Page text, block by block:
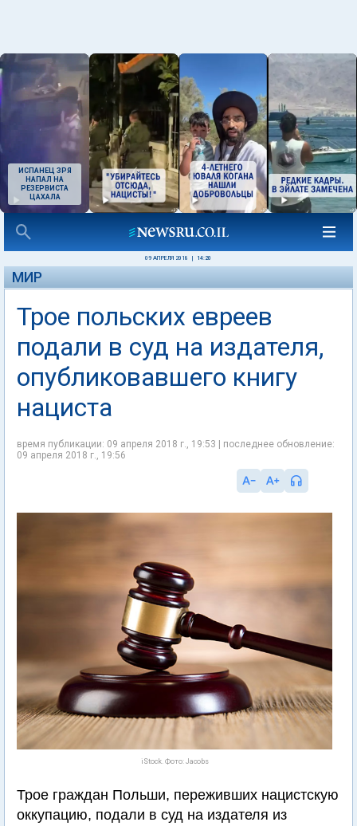
ИСПАНЕЦ ЗРЯ
НАПАЛ НА
РЕЗЕРВИСТА
ЦАХАЛА
09 АПРЕЛЯ 2018 14:20
МИР
Трое польских евреев
подали в суд на издателя,
опубликовавшего книгу
нациста
время публикации: 09 апреля 2018 г., 19:53 | последнее обновление:
09 апреля 2018 г., 19:56
iStock. Фото: Jacobs
Трое граждан Польши, переживших нацистскую
оккупацию, подали в суд на издателя из